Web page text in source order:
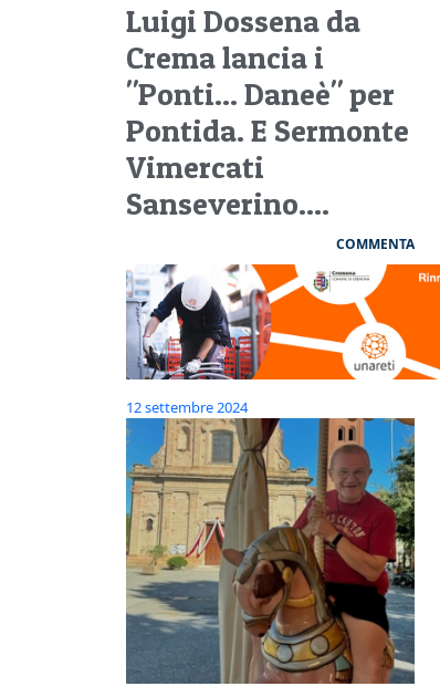
Luigi Dossena da
Crema lancia i
"Ponti... Daneè" per
Pontida. E Sermonte
Vimercati
Sanseverino....
COMMENTA
12 settembre 2024